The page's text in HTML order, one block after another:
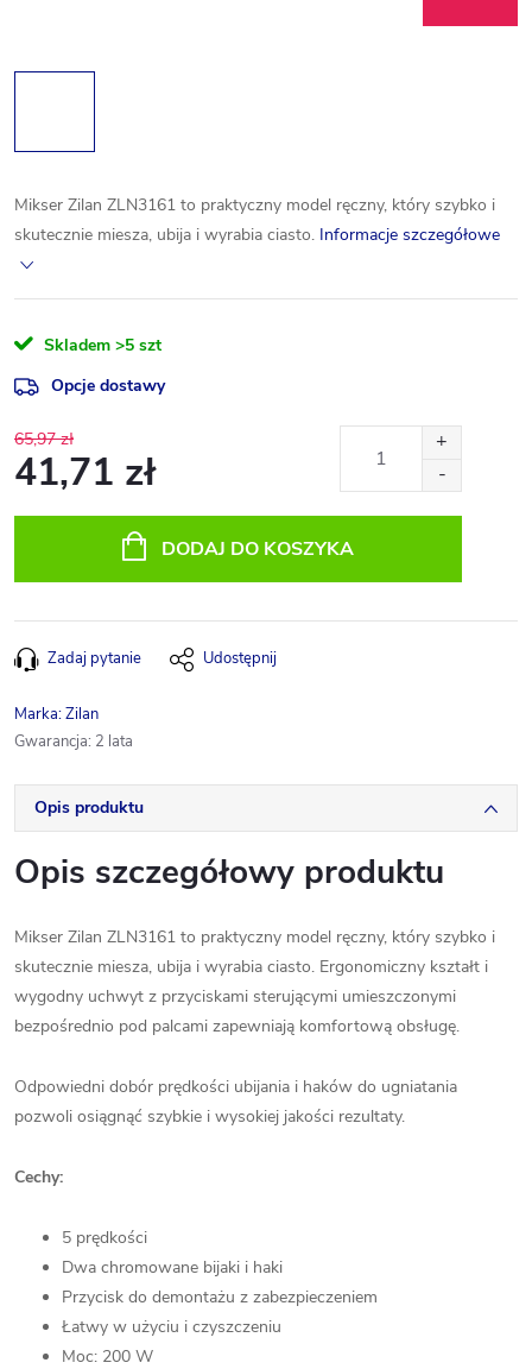
Mikser Zilan ZLN3161 to praktyczny model ręczny, który szybko i
skutecznie miesza, ubija i wyrabia ciasto. Informacje szczegółowe
Skladem >5 szt
Opcje dostawy
65,97 zł
41,71 zł
DODAJ DO KOSZYKA
Zadaj pytanie Udostępnij
Marka:Zilan
Gwarancja: 2 lata
Opis produktu
Opis szczegółowy produktu
Mikser Zilan ZLN3161 to praktyczny model ręczny, który szybko i
skutecznie miesza, ubija i wyrabia ciasto. Ergonomiczny kształt i
wygodny uchwyt z przyciskami sterującymi umieszczonymi
bezpośrednio pod palcami zapewniają komfortową obsługę.
Odpowiedni dobór prędkości ubijania i haków do ugniatania
pozwoli osiągnąć szybkie i wysokiej jakości rezultaty.
Cechy:
5 prędkości
Dwa chromowane bijaki i haki
Przycisk do demontażu z zabezpieczeniem
Łatwy w użyciu i czyszczeniu
Moc: 200 W